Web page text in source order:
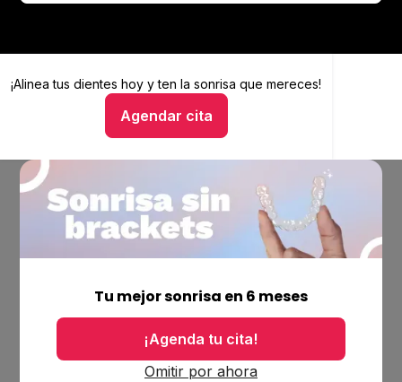
¡Alinea tus dientes hoy yten la sonrisa que mereces!
Agendar cita
Alinea tus dientes hoy y ten la sonrisa que mereces
Hablar con un asesor
Tu mejor sonrisa en 6 meses
¡Agenda tu cita!
Omitir por ahora
Ubicaciones
Bolsa de trabajo